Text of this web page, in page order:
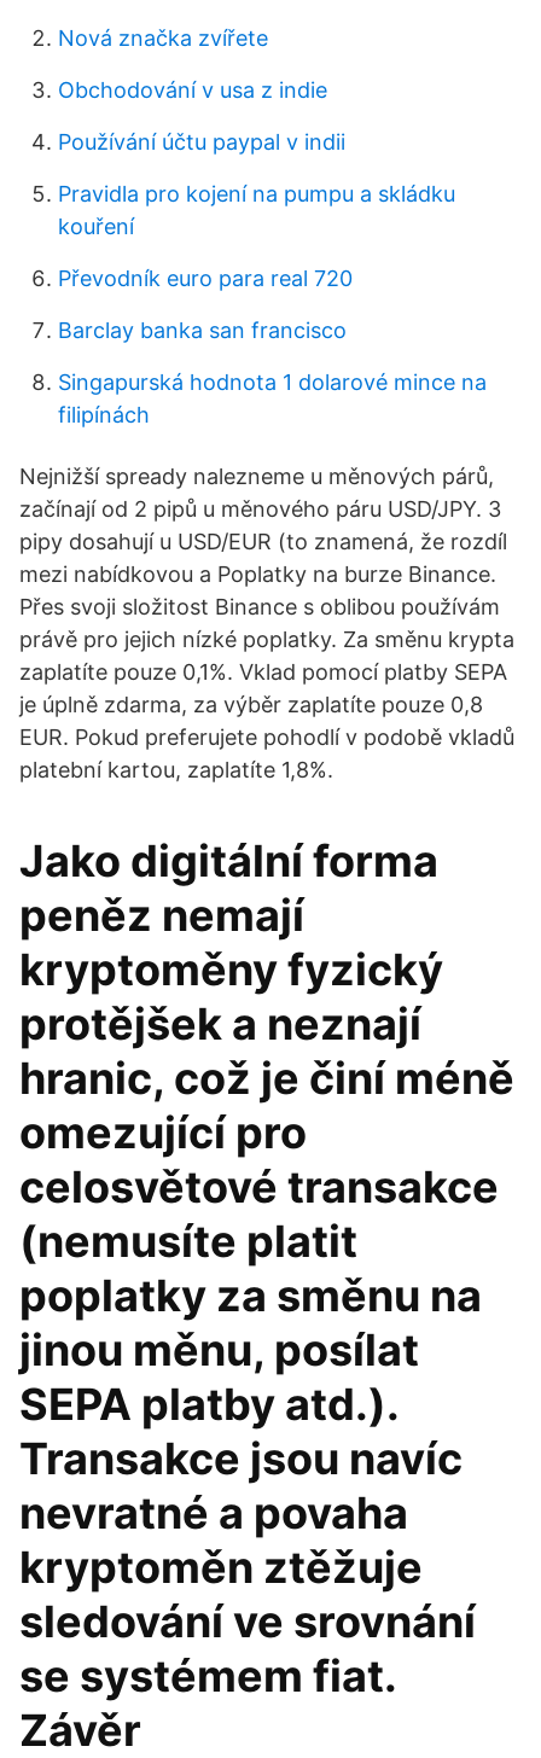
Nová značka zvířete
Obchodování v usa z indie
Používání účtu paypal v indii
Pravidla pro kojení na pumpu a skládku
kouření
Převodník euro para real 720
Barclay banka san francisco
Singapurská hodnota 1 dolarové mince na
filipínách
Nejnižší spready nalezneme u měnových párů,
začínají od 2 pipů u měnového páru USD/JPY. 3
pipy dosahují u USD/EUR (to znamená, že rozdíl
mezi nabídkovou a Poplatky na burze Binance.
Přes svoji složitost Binance s oblibou používám
právě pro jejich nízké poplatky. Za směnu krypta
zaplatíte pouze 0,1%. Vklad pomocí platby SEPA
je úplně zdarma, za výběr zaplatíte pouze 0,8
EUR. Pokud preferujete pohodlí v podobě vkladů
platební kartou, zaplatíte 1,8%.
Jako digitální forma
peněz nemají
kryptoměny fyzický
protějšek a neznají
hranic, což je činí méně
omezující pro
celosvětové transakce
(nemusíte platit
poplatky za směnu na
jinou měnu, posílat
SEPA platby atd.).
Transakce jsou navíc
nevratné a povaha
kryptoměn ztěžuje
sledování ve srovnání
se systémem fiat.
Závěr